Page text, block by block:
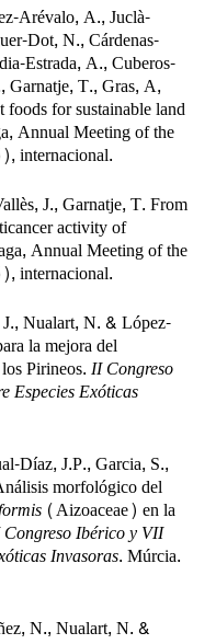
Arévalo, A., Juclà-
Dot, N., Cárdenas-
Estrada, A., Cuberos-
Garnatje, T., Gras, A,
for sustainable land
Annual Meeting of the
internacional.
J., Garnatje, T.From
activity of
Annual Meeting of the
internacional.
Nualart, N.& López-
la mejora del
Pirineos.II Congreso
Especies Exóticas
Díaz, J.P., Garcia, S.,
morfológico del
(Aizoaceae) en la
Ibérico y VII
Invasoras. Múrcia.
N.,Nualart, N.&